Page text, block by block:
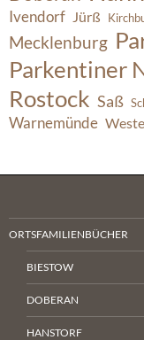
Ivendorf Jürß
Mecklenburg
Parkentiner
Rostock Saß
Warnemünde
ORTSFAMILIENBÜCHER
BIESTOW
DOBERAN
HANSTORF